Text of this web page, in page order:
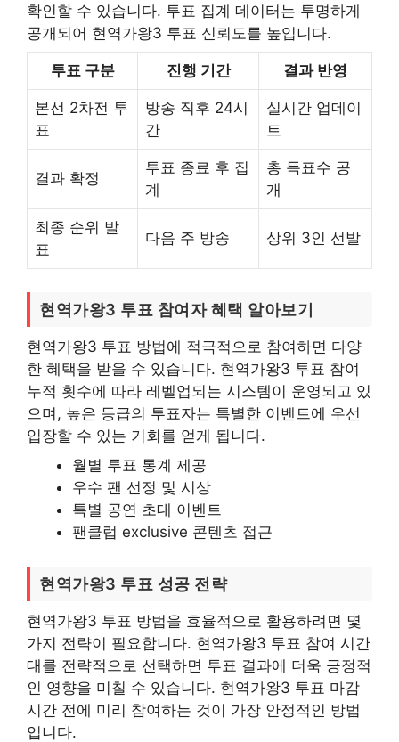
확인할 수 있습니다. 투표 집계 데이터는 투명하게
공개되어 현역가왕3 투표 신뢰도를 높입니다.
투표 구분 진행 기간 결과 반영
본선 2차전 투
표
방송 직후 24시
간
실시간 업데이
트
결과 확정
투표 종료 후 집
계
총 득표수 공
개
최종 순위 발
표
다음 주 방송 상위 3인 선발
현역가왕3 투표 참여자 혜택 알아보기
현역가왕3 투표 방법에 적극적으로 참여하면 다양
한 혜택을 받을 수 있습니다. 현역가왕3 투표 참여
누적 횟수에 따라 레벨업되는 시스템이 운영되고 있
으며, 높은 등급의 투표자는 특별한 이벤트에 우선
입장할 수 있는 기회를 얻게 됩니다.
월별 투표 통계 제공
우수 팬 선정 및 시상
특별 공연 초대 이벤트
팬클럽 exclusive 콘텐츠 접근
현역가왕3 투표 성공 전략
현역가왕3 투표 방법을 효율적으로 활용하려면 몇
가지 전략이 필요합니다. 현역가왕3 투표 참여 시간
대를 전략적으로 선택하면 투표 결과에 더욱 긍정적
인 영향을 미칠 수 있습니다. 현역가왕3 투표 마감
시간 전에 미리 참여하는 것이 가장 안정적인 방법
입니다.